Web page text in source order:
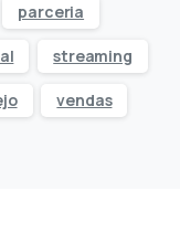
parceria
streaming
vendas